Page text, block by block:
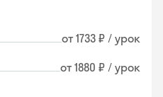
от 1733 ₽ / урок
от 1880 ₽ / урок